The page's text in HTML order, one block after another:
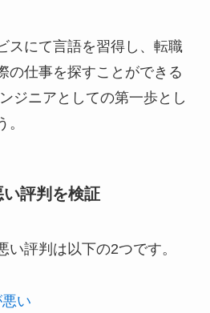
スにて言語を習得し、転職
の仕事を探すことができる
ジニアとしての第一歩とし
評判を検証
い評判は以下の2つです。
い